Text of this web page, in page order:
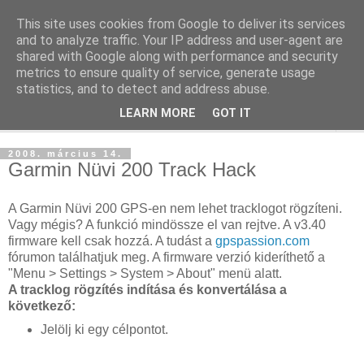
blog.sancho.hu
Egy techember blogja a mindennapok kütyüiről...
2008. március 14.
Garmin Nüvi 200 Track Hack
A Garmin Nüvi 200 GPS-en nem lehet tracklogot rögzíteni.
Vagy mégis? A funkció mindössze el van rejtve. A v3.40
firmware kell csak hozzá. A tudást a gpspassion.com
fórumon találhatjuk meg. A firmware verzió kideríthető a
"Menu > Settings > System > About" menü alatt.
A tracklog rögzítés indítása és konvertálása a
következő:
Jelölj ki egy célpontot.
This site uses cookies from Google to deliver its services
and to analyze traffic. Your IP address and user-agent are
shared with Google along with performance and security
metrics to ensure quality of service, generate usage
statistics, and to detect and address abuse.
LEARN MORE GOT IT